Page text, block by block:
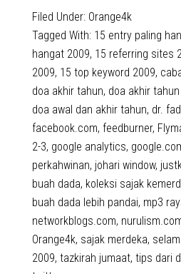
Filed Under: Orange4k
Tagged With: 15 entry paling
hangat 2009, 15 referring sites
2009, 15 top keyword 2009,
doa akhir tahun, doa akhir
doa awal dan akhir tahun, dr.
facebook.com, feedburner,
2-3, google analytics,
perkahwinan, johari window,
buah dada, koleksi sajak
buah dada lebih pandai, mp3
networkblogs.com,
Orange4k, sajak merdeka,
2009, tazkirah jumaat, tips dari